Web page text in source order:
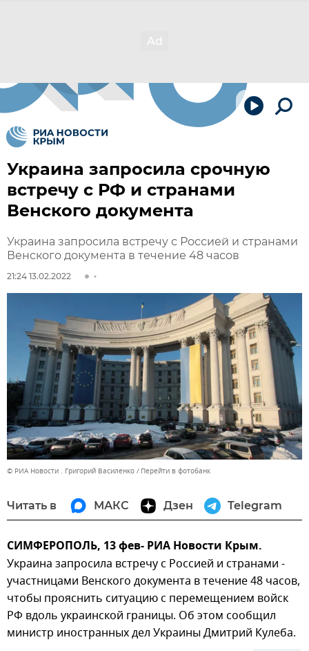
Украина запросила срочную
встречу с РФ и странами
Венского документа
Украина запросила встречу с Россией и странами
Венского документа в течение 48 часов
21:24 13.02.2022
© РИА Новости . Григорий Василенко Перейти в фотобанк
Читать в МАКС Дзен Telegram
СИМФЕРОПОЛЬ, 13 фев- РИА Новости Крым.
Украина запросила встречу с Россией и странами -
участницами Венского документа в течение 48 часов,
чтобы прояснить ситуацию с перемещением войск
РФ вдоль украинской границы. Об этом сообщил
министр иностранных дел Украины Дмитрий Кулеба.